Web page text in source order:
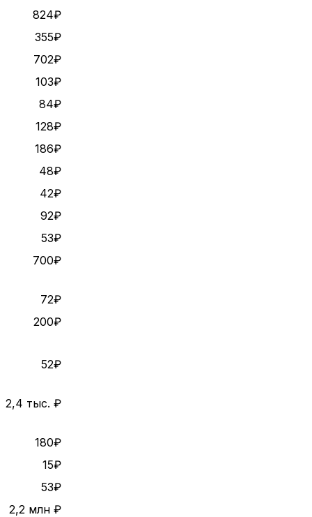
824₽
355₽
702₽
103₽
84₽
128₽
186₽
48₽
42₽
92₽
53₽
700₽
72₽
200₽
52₽
2,4 тыс. ₽
180₽
15₽
53₽
2,2 млн ₽